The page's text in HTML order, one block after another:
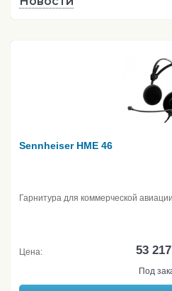
Sennheiser HME 46
Гарнитура для коммерческой авиации
Цена: 53
Под